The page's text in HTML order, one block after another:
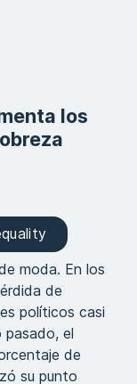
los
moda. En los
de
políticos casi
pasado, el
de
su punto